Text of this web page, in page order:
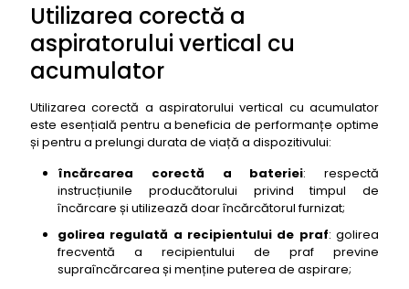
Utilizarea corectă a
aspiratorului vertical cu
acumulator
Utilizarea corectă a aspiratorului vertical cu acumulator
este esențială pentru a beneficia de performanțe optime
și pentru a prelungi durata de viață a dispozitivului:
încărcarea corectă a bateriei: respectă
instrucțiunile producătorului privind timpul de
încărcare și utilizează doar încărcătorul furnizat;
golirea regulată a recipientului de praf: golirea
frecventă a recipientului de praf previne
supraîncărcarea și menține puterea de aspirare;